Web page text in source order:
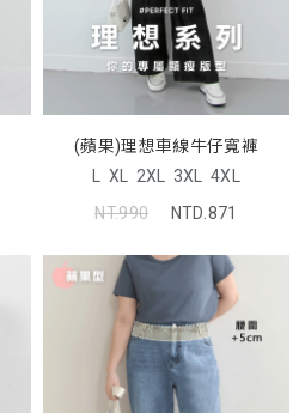
(蘋果)理想車線牛仔寬褲
L XL 2XL 3XL 4XL
NT.990
NTD.871